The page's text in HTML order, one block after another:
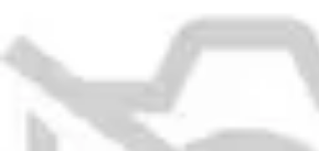
Économie domestique
Cuisine et Alimentation
Ménage
Productivité
Astuces du Quotidien